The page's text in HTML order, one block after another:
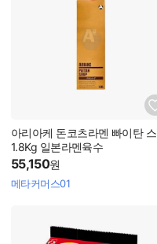
아리아케 돈코츠라멘 빠이탄
1.8Kg 일본라멘육수
55,150원
메타커머스01